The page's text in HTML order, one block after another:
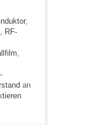
,
, RF-
,
an